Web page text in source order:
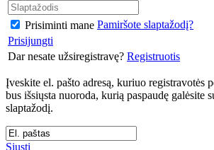
Prisiminti mane Pamiršote slaptažodį?
Prisijungti
Dar nesate užsiregistravę? Registruotis
Įveskite el. pašto adresą, kuriuo registravotės
bus išsiųsta nuoroda, kurią paspaudę galėsite
slaptažodį.
Siųsti